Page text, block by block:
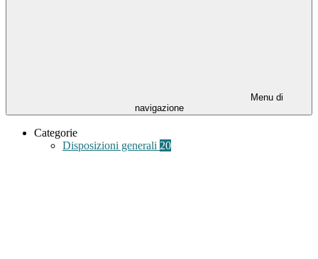
Menu di
navigazione
Categorie
Disposizioni generali 20